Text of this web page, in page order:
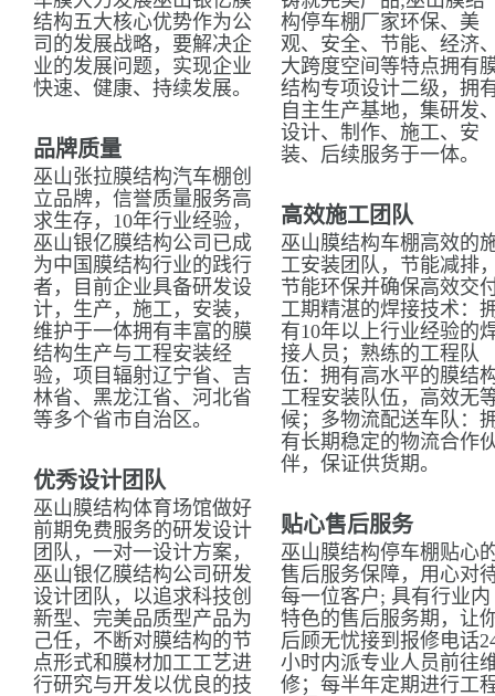
结构五大核心优势作为公
司的发展战略，要解决企
业的发展问题，实现企业
快速、健康、持续发展。
品牌质量
巫山张拉膜结构汽车棚创
立品牌，信誉质量服务高
求生存，10年行业经验，
巫山银亿膜结构公司已成
为中国膜结构行业的践行
者，目前企业具备研发设
计，生产，施工，安装，
维护于一体拥有丰富的膜
结构生产与工程安装经
验，项目辐射辽宁省、吉
林省、黑龙江省、河北省
等多个省市自治区。
优秀设计团队
巫山膜结构体育场馆做好
前期免费服务的研发设计
团队，一对一设计方案，
巫山银亿膜结构公司研发
设计团队，以追求科技创
新型、完美品质型产品为
己任，不断对膜结构的节
点形式和膜材加工工艺进
行研究与开发以优良的技
构停车棚厂家环保、美
观、安全、节能、经济
大跨度空间等特点拥有
结构专项设计二级，拥
自主生产基地，集研发
设计、制作、施工、安
装、后续服务于一体。
高效施工团队
巫山膜结构车棚高效的
工安装团队，节能减排
节能环保并确保高效交
工期精湛的焊接技术：
有10年以上行业经验的
接人员；熟练的工程队
伍：拥有高水平的膜结
工程安装队伍，高效无
候；多物流配送车队：
有长期稳定的物流合作
伴，保证供货期。
贴心售后服务
巫山膜结构停车棚贴心
售后服务保障，用心对
每一位客户; 具有行业内
特色的售后服务期，让
后顾无忧接到报修电话
小时内派专业人员前往
修；每半年定期进行工